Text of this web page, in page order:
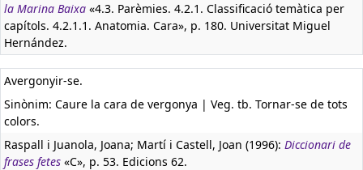
la Marina Baixa «4.3. Parèmies. 4.2.1. Classificació temàtica per
capítols. 4.2.1.1. Anatomia. Cara», p. 180. Universitat Miguel
Hernández.
Avergonyir-se.
Sinònim: Caure la cara de vergonya | Veg. tb. Tornar-se de tots
colors.
Raspall i Juanola, Joana; Martí i Castell, Joan (1996): Diccionari de
frases fetes «C», p. 53. Edicions 62.